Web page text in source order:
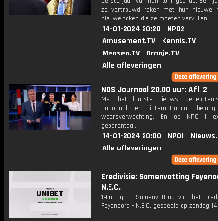
ze vertrouwd raken met hun nieuwe
nieuwe taken die ze moeten vervullen.
14-01-2024 20:20
NPO2
Amusement.TV
Kennis.TV
Mensen.TV
Oranje.TV
Alle afleveringen
NOS Journaal 20.00 uur: Afl. 2
Met het laatste nieuws,
nationaal en internationaal
weersverwachting. En op NPO 1
gebarentaal.
14-01-2024 20:00 NPO1
Alle afleveringen
Eredivisie: Samenvatting
N.E.C.
19m ago - Samenvatting van het
Feyenoord - N.E.C. gespeeld op zondag